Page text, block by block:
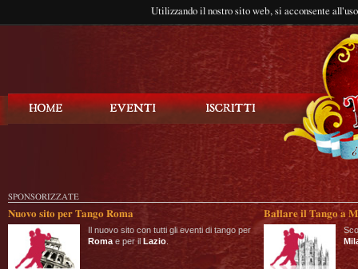
Utilizzando il nostro sito web, si acconsente
SPONSORIZZATE
Nuovo sito per Tango Roma
Il nuovo sito con tutti gli eventi di tango per
Roma e per il Lazio
Ballare il Tango a